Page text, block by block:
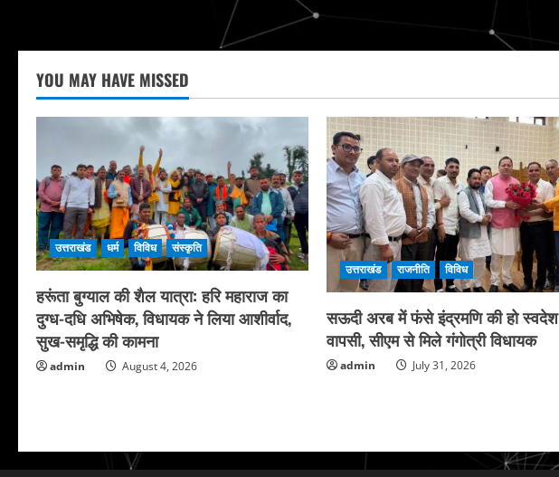
YOU MAY HAVE MISSED
उत्तराखंड धर्म विविध संस्कृति
हरूंता बुग्याल की शैल यात्रा: हरि महाराज का
दुग्ध-दधि अभिषेक, विधायक ने लिया आशीर्वाद,
सुख-समृद्धि की कामना
admin August 4, 2026
उत्तराखंड राजनीति विविध
सऊदी अरब में फंसे इंद्रमणि की हो स्वदेश
वापसी, सीएम से मिले गंगोत्री विधायक
admin July 31, 2026